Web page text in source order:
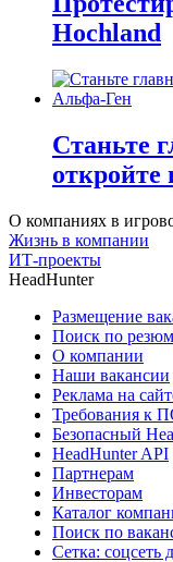
Hochland
Станьте
откройте
О компаниях в
Жизнь в компании
ИТ-проекты
HeadHunter
Размещение
Поиск по
О компании
Наши вакансии
Реклама на
Требования к
Безопасный
HeadHunter API
Партнерам
Инвесторам
Каталог
Поиск по
Сетка: соцсеть